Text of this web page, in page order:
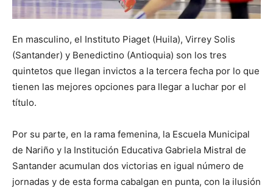
En masculino, el Instituto Piaget (Huila), Virrey Solis
(Santander) y Benedictino (Antioquia) son los tres
quintetos que llegan invictos a la tercera fecha por lo que
tienen las mejores opciones para llegar a luchar por el
título.
Por su parte, en la rama femenina, la Escuela Municipal
de Nariño y la Institución Educativa Gabriela Mistral de
Santander acumulan dos victorias en igual número de
jornadas y de esta forma cabalgan en punta, con la ilusión